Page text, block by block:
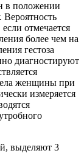
в положении
отмечается
более чем на
гестоза
диагностируют
женщины при
измеряется
выделяют 3